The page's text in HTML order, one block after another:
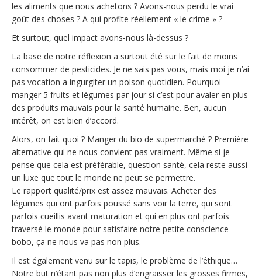
les aliments que nous achetons ? Avons-nous perdu le vrai
goût des choses ? A qui profite réellement « le crime » ?
Et surtout, quel impact avons-nous là-dessus ?
La base de notre réflexion a surtout été sur le fait de moins
consommer de pesticides. Je ne sais pas vous, mais moi je n’ai
pas vocation a ingurgiter un poison quotidien. Pourquoi
manger 5 fruits et légumes par jour si c’est pour avaler en plus
des produits mauvais pour la santé humaine. Ben, aucun
intérêt, on est bien d’accord.
Alors, on fait quoi ? Manger du bio de supermarché ? Première
alternative qui ne nous convient pas vraiment. Même si je
pense que cela est préférable, question santé, cela reste aussi
un luxe que tout le monde ne peut se permettre.
Le rapport qualité/prix est assez mauvais. Acheter des
légumes qui ont parfois poussé sans voir la terre, qui sont
parfois cueillis avant maturation et qui en plus ont parfois
traversé le monde pour satisfaire notre petite conscience
bobo, ça ne nous va pas non plus.
Il est également venu sur le tapis, le problème de l’éthique…
Notre but n’étant pas non plus d’engraisser les grosses firmes,